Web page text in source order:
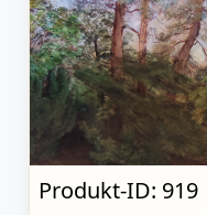
Produkt-ID: 919